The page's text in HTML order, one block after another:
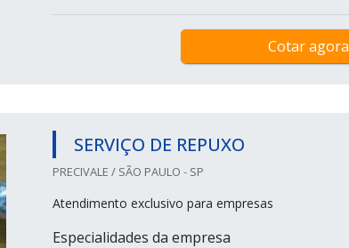
Cotar agora
SERVIÇO DE REPUXO
PRECIVALE / SÃO PAULO - SP
Atendimento exclusivo para empresas
Especialidades da empresa